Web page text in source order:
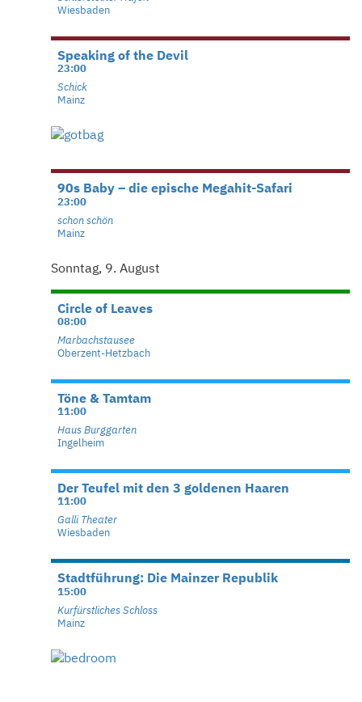
Wiesbaden
Speaking of the Devil
23:00
Schick
Mainz
90s Baby – die epische Megahit-Safari
23:00
schon schön
Mainz
Sonntag, 9. August
Circle of Leaves
08:00
Marbachstausee
Oberzent-Hetzbach
Töne & Tamtam
11:00
Haus Burggarten
Ingelheim
Der Teufel mit den 3 goldenen Haaren
11:00
Galli Theater
Wiesbaden
Stadtführung: Die Mainzer Republik
15:00
Kurfürstliches Schloss
Mainz